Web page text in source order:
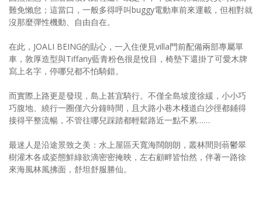
難免懶怠；這當口，一般多得呼叫buggy電動車前來運載，但相對就
沒那麼彈性機動、自由自在。
在此，JOALI BEING的貼心，一入住便見villa門前配備兩部專屬單
車，敦厚造型與Tiffany藍青粉色很是悅目，椅墊下還掛了可愛木牌
寫上名字，停哪兒都不怕騎錯。
而實際上路更是發現，島上甚宜騎行。不僅全島坡度徐緩，小小巧
巧腹地、繞行一圈僅六分鐘時間，且大路小巷木棧道白沙徑都鋪得
接得平整流暢，不管往哪兒踩踏都輕鬆路近一點不累……
最迷人是沿途景致之美：水上屋區天寬海闊朗朗，叢林間則蓊鬱翠
樹灌木各成姿態鮮綠欲滴密密掩映，左右顧畔皆怡然，伴著一路徐
來海風林風拂面，舒坦舒服勝仙。